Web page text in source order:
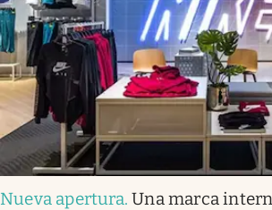
Nueva apertura.Una marca